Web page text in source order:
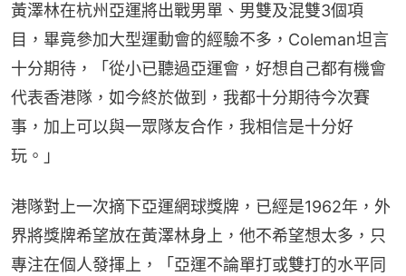
黃澤林在杭州亞運將出戰男單、男雙及混雙3個項
目，畢竟參加大型運動會的經驗不多，Coleman坦言
十分期待，「從小已聽過亞運會，好想自己都有機會
代表香港隊，如今終於做到，我都十分期待今次賽
事，加上可以與一眾隊友合作，我相信是十分好
玩。」
港隊對上一次摘下亞運網球獎牌，已經是1962年，外
界將獎牌希望放在黃澤林身上，他不希望想太多，只
專注在個人發揮上，「亞運不論單打或雙打的水平同